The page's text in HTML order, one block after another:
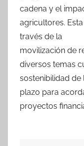
cadena y el
agricultores.
través de la
movilización de
diversos temas
sostenibilidad
plazo para
proyectos